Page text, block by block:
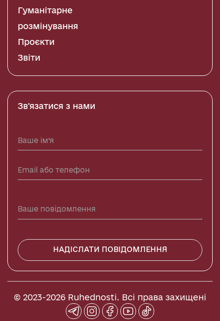
Гуманітарне
розмінування
Проєкти
Звіти
Зв'язатися з нами
НАДІСЛАТИ ПОВІДОМЛЕННЯ
© 2023-2026 Ruhednosti. Всі права захищені